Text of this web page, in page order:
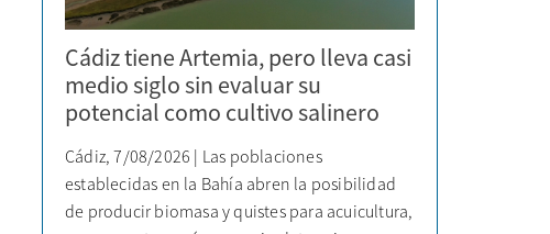
Cádiz tiene Artemia, pero lleva casi
medio siglo sin evaluar su
potencial como cultivo salinero
Cádiz, 7/08/2026 | Las poblaciones
establecidas en la Bahía abren la posibilidad
de producir biomasa y quistes para acuicultura,